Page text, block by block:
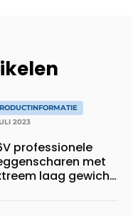
2023
professionele
met
laag gewicht